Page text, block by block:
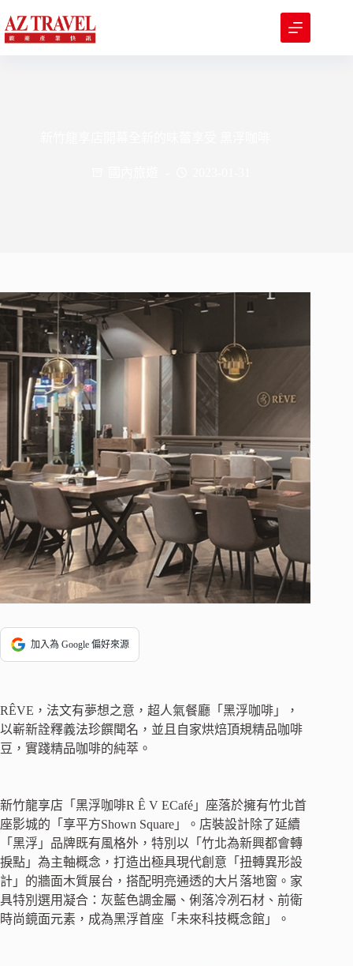
至
主
加入為 Google 偏好來源
RÊVE，法文有夢想之意，超人氣餐廳「黑浮咖啡」，
以嶄新詮釋義法珍饌聞名，並且自家烘焙頂規精品咖啡
豆，實踐精品咖啡的純萃。
新竹龍享店「黑浮咖啡R Ê V ECafé」座落於擁有竹北首
座影城的「享平方Shown Square」。店裝設計除了延續
「黑浮」品牌既有風格外，特別以「竹北為新興都會轉
捩點」為主軸概念，打造出極具現代創意「扭轉異形設
計」的牆面木質展台，搭配明亮通透的大片落地窗。家
具特別選用凝合：灰藍色調金屬、俐落冷冽石材、前衛
時尚鏡面元素，成為黑浮首座「未來科技概念館」。